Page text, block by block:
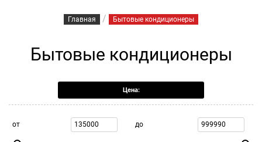
Главная / Бытовые кондиционеры
Бытовые кондиционеры
Цена:
от до